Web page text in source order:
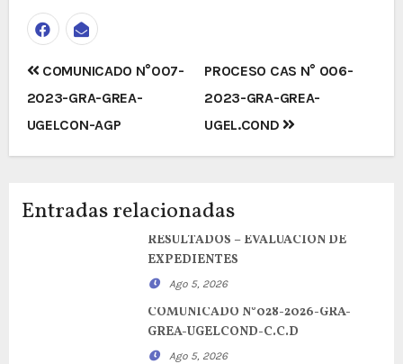
Navegación
de
entradas
COMUNICADO N°007-
2023-GRA-GREA-
UGELCON-AGP
PROCESO CAS N° 006-
2023-GRA-GREA-
UGEL.COND
Entradas relacionadas
RESULTADOS – EVALUACION DE
EXPEDIENTES
Ago 5, 2026
COMUNICADO N°028-2026-GRA-
GREA-UGELCOND-C.C.D
Ago 5, 2026